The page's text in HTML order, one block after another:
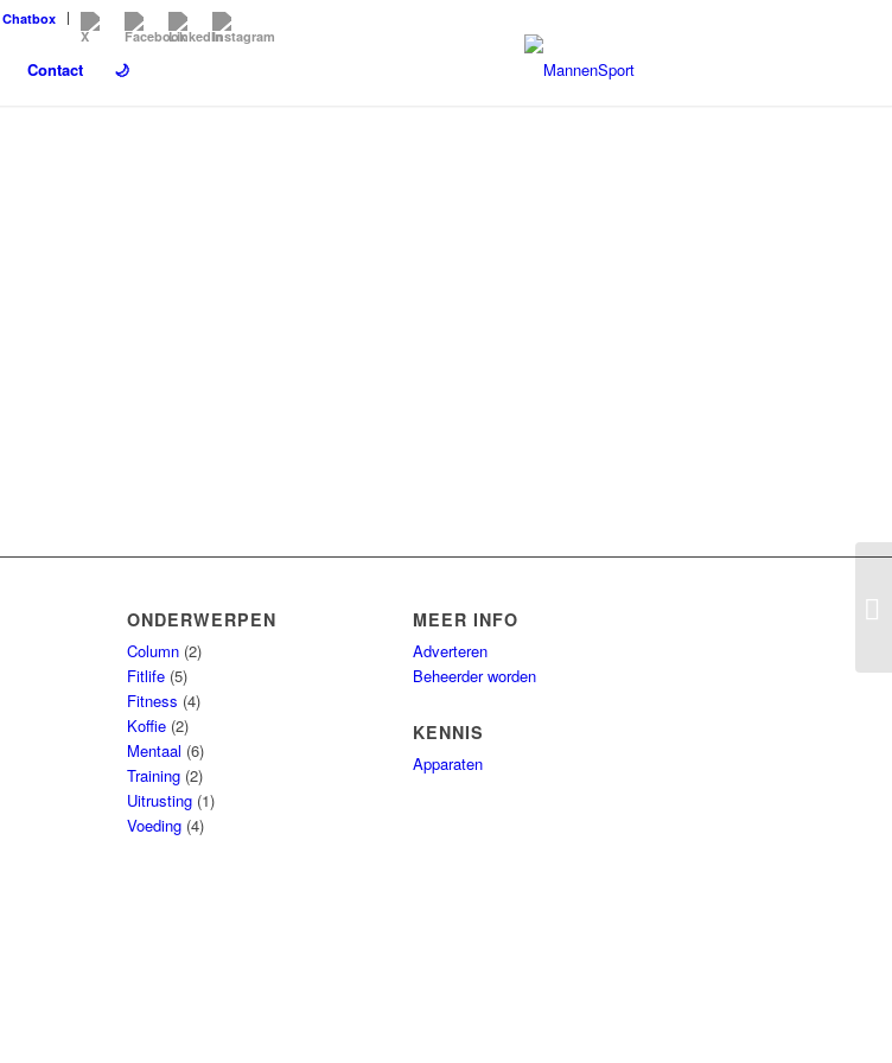
Chatbox
Contact 🌙
ONDERWERPEN
Column (2)
Fitlife (5)
Fitness (4)
Koffie (2)
Mentaal (6)
Training (2)
Uitrusting (1)
Voeding (4)
MEER INFO
Adverteren
Beheerder worden
KENNIS
Apparaten